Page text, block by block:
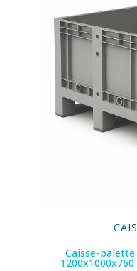
Caisse-